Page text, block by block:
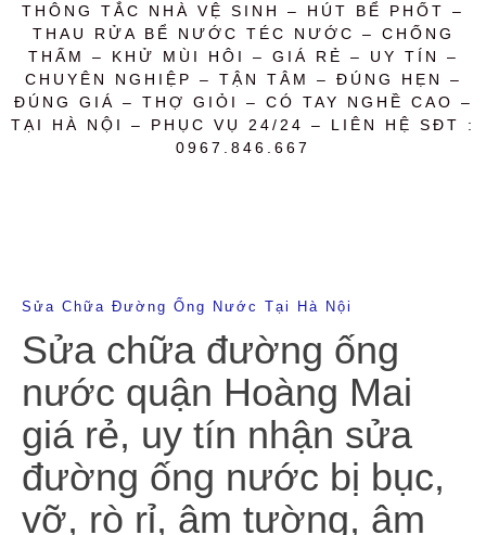
THÔNG TẮC NHÀ VỆ SINH – HÚT BỂ PHỐT –
THAU RỬA BỂ NƯỚC TÉC NƯỚC – CHỐNG
THẤM – KHỬ MÙI HÔI – GIÁ RẺ – UY TÍN –
CHUYÊN NGHIỆP – TẬN TÂM – ĐÚNG HẸN –
ĐÚNG GIÁ – THỢ GIỎI – CÓ TAY NGHỀ CAO –
TẠI HÀ NỘI – PHỤC VỤ 24/24 – LIÊN HỆ SĐT :
0967.846.667
Sửa Chữa Đường Ống Nước Tại Hà Nội
Sửa chữa đường ống
nước quận Hoàng Mai
giá rẻ, uy tín nhận sửa
đường ống nước bị bục,
vỡ, rò rỉ, âm tường, âm